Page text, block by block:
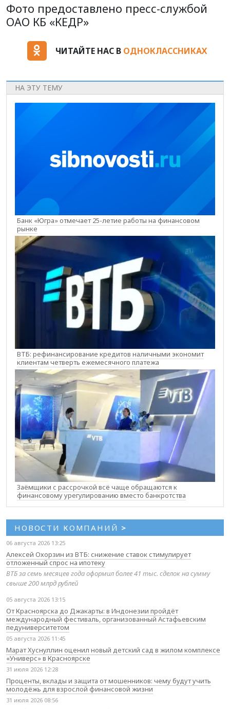
Фото предоставлено пресс-службой
ОАО КБ «КЕДР»
ЧИТАЙТЕ НАС В ОДНОКЛАССНИКАХ
НА ЭТУ ТЕМУ
Банк «Югра» отмечает 25-летие работы на финансовом
рынке
ВТБ: рефинансирование кредитов наличными экономит
клиентам четверть ежемесячного платежа
Заёмщики с рассрочкой всё чаще обращаются к
финансовому урегулированию вместо банкротства
НОВОСТИ КОМПАНИЙ >
06 августа 2026 13:25
Алексей Охорзин из ВТБ: снижение ставок стимулирует
отложенный спрос на ипотеку
ВТБ за семь месяцев года оформил более 41 тыс. сделок на сумму
свыше 200 млрд рублей
05 августа 2026 13:15
От Красноярска до Джакарты: в Индонезии пройдёт
международный фестиваль, организованный Астафьевским
педуниверситетом
05 августа 2026 11:45
Марат Хуснуллин оценил новый детский сад в жилом комплексе
«Универс» в Красноярске
31 июля 2026 12:28
Проценты, вклады и защита от мошенников: чему будут учить
молодёжь для взрослой финансовой жизни
31 июля 2026 08:56